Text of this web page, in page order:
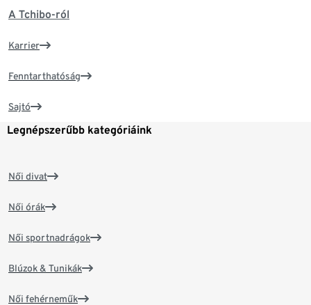
A Tchibo-ról
Karrier
Fenntarthatóság
Sajtó
Legnépszerűbb kategóriáink
Női divat
Női órák
Női sportnadrágok
Blúzok & Tunikák
Női fehérneműk